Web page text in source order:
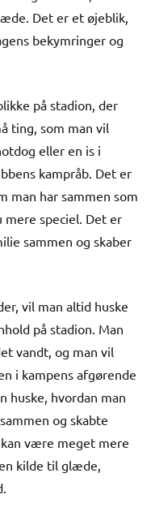
Det er et øjeblik,
bekymringer og
på stadion, der
ting, som man vil
eller en is i
kampråb. Det er
man har sammen som
mere speciel. Det er
sammen og skaber
vil man altid huske
på stadion. Man
vandt, og man vil
i kampens afgørende
huske, hvordan man
og skabte
være meget mere
kilde til glæde,